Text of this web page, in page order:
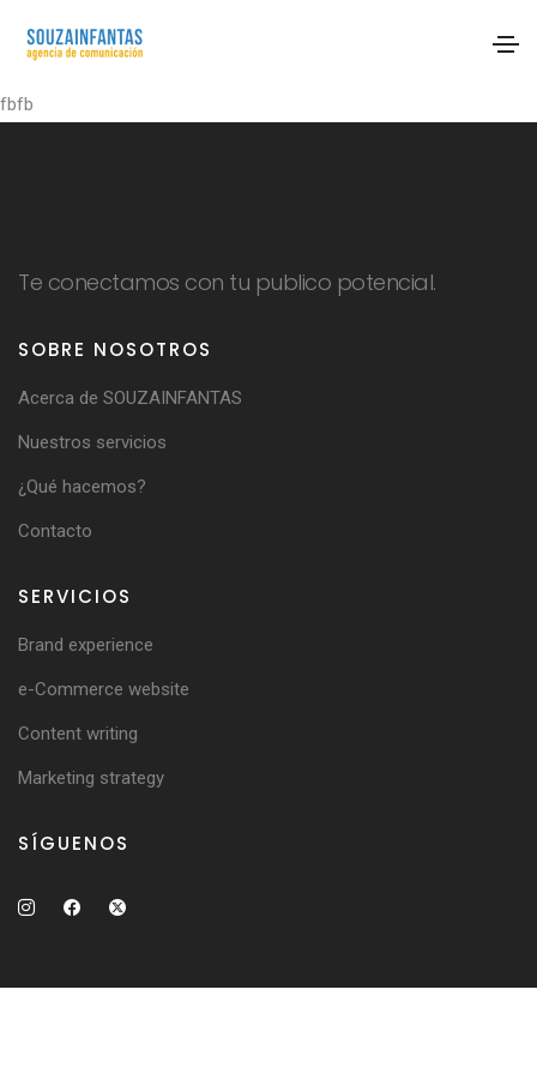
fbfb
Te conectamos con tu publico potencial.
SOBRE NOSOTROS
Acerca de SOUZAINFANTAS
Nuestros servicios
¿Qué hacemos?
Contacto
SERVICIOS
Brand experience
e-Commerce website
Content writing
Marketing strategy
SÍGUENOS